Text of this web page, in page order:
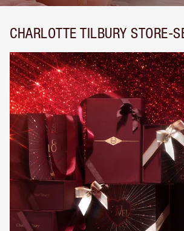
CHARLOTTE TILBURY STORE-